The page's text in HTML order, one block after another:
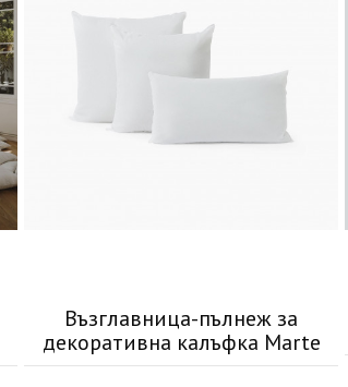
Възглавница-пълнеж за
декоративна калъфка Marte